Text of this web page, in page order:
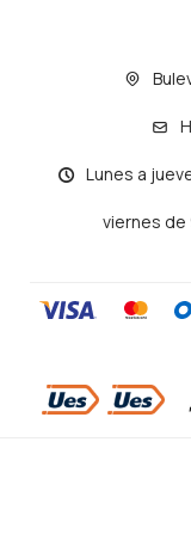
Lunes a
viernes de